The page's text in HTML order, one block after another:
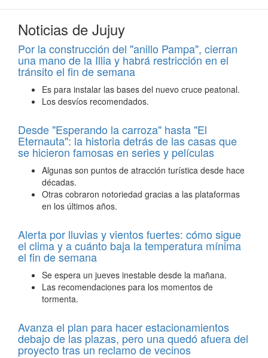
Noticias de Jujuy
Por la construcción del "anillo Pampa", cierran
una mano de la Illia y habrá restricción en el
tránsito el fin de semana
Es para instalar las bases del nuevo cruce peatonal.
Los desvíos recomendados.
Desde "Esperando la carroza" hasta "El
Eternauta": la historia detrás de las casas que
se hicieron famosas en series y películas
Algunas son puntos de atracción turística desde hace
décadas.
Otras cobraron notoriedad gracias a las plataformas
en los últimos años.
Alerta por lluvias y vientos fuertes: cómo sigue
el clima y a cuánto baja la temperatura mínima
el fin de semana
Se espera un jueves inestable desde la mañana.
Las recomendaciones para los momentos de
tormenta.
Avanza el plan para hacer estacionamientos
debajo de las plazas, pero una quedó afuera del
proyecto tras un reclamo de vecinos